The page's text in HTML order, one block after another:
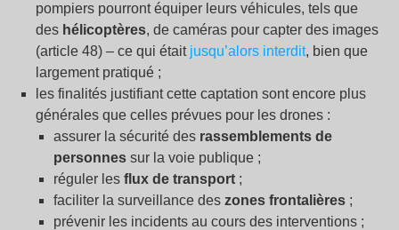
pompiers pourront équiper leurs véhicules, tels que
des hélicoptères, de caméras pour capter des images
(article 48) – ce qui était jusqu’alors interdit, bien que
largement pratiqué ;
les finalités justifiant cette captation sont encore plus
générales que celles prévues pour les drones :
assurer la sécurité des rassemblements de
personnes sur la voie publique ;
réguler les flux de transport ;
faciliter la surveillance des zones frontalières ;
prévenir les incidents au cours des interventions ;